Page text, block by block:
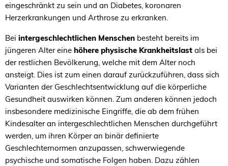
eingeschränkt zu sein und an Diabetes, koronaren
Herzerkrankungen und Arthrose zu erkranken.
Bei intergeschlechtlichen Menschen besteht bereits im
jüngeren Alter eine höhere physische Krankheitslast als bei
der restlichen Bevölkerung, welche mit dem Alter noch
ansteigt. Dies ist zum einen darauf zurückzuführen, dass sich
Varianten der Geschlechtsentwicklung auf die körperliche
Gesundheit auswirken können. Zum anderen können jedoch
insbesondere medizinische Eingriffe, die ab dem frühen
Kindesalter an intergeschlechtlichen Menschen durchgeführt
werden, um ihren Körper an binär definierte
Geschlechternormen anzupassen, schwerwiegende
psychische und somatische Folgen haben. Dazu zählen